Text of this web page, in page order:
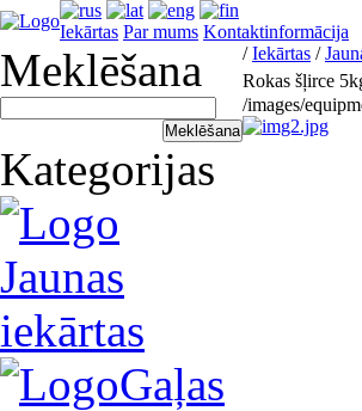
Iekārtas Par mums Kontaktinformācija
Meklēšana
Kategorijas
Jaunas
iekārtas
Gaļas
/Iekārtas /
Rokas šļirce
/images/